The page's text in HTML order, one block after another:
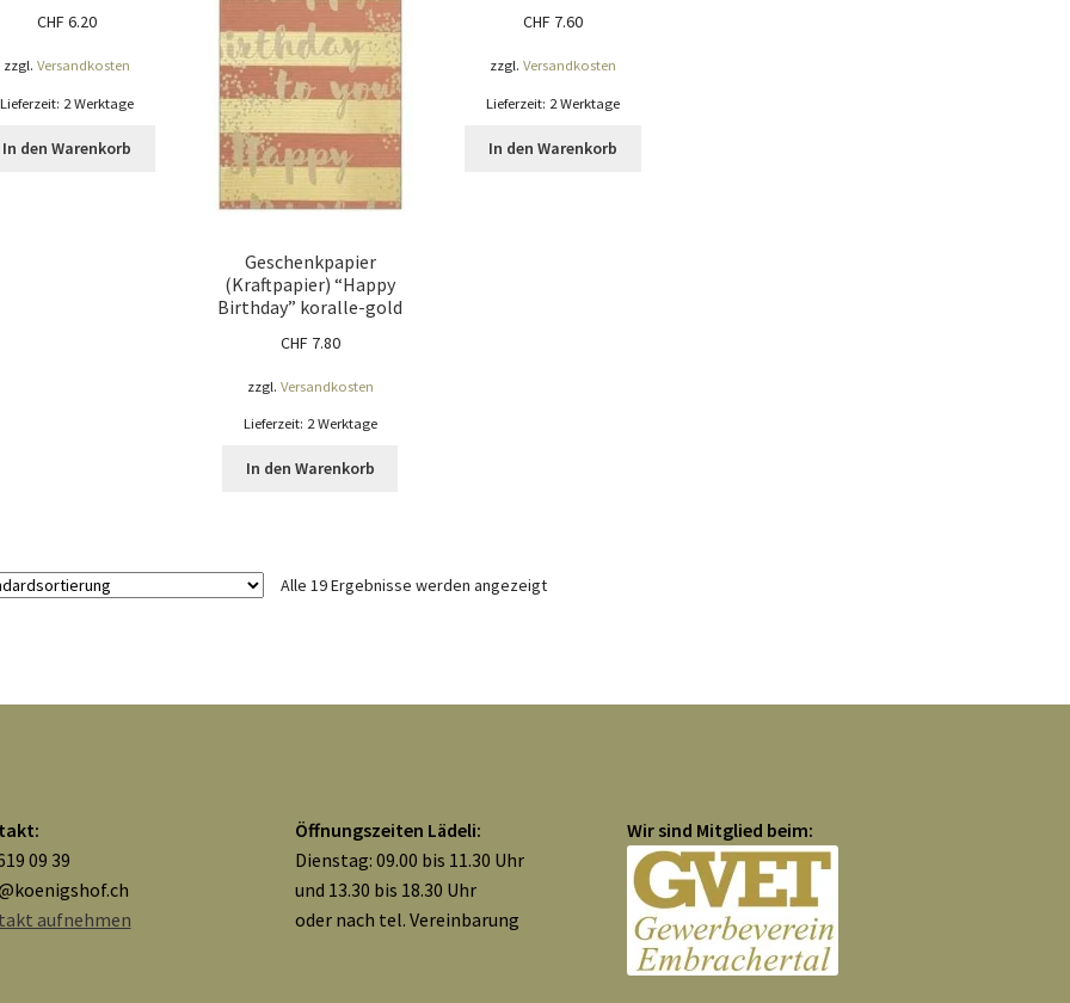
CHF6.20
zzgl.Versandkosten
Lieferzeit: 2 Werktage
In den Warenkorb
Geschenkpapier
(Kraftpapier) “Happy
Birthday” koralle-gold
CHF7.80
zzgl. Versandkosten
Lieferzeit: 2 Werktage
In den Warenkorb
CHF7.60
zzgl. Versandkosten
Lieferzeit: 2 Werktage
In den Warenkorb
Alle 19 Ergebnisse werden angezeigt
09 39
aufnehmen
Öffnungszeiten Lädeli:
Dienstag: 09.00 bis 11.30 Uhr
und 13.30 bis 18.30 Uhr
oder nach tel. Vereinbarung
Wir sind Mitglied beim: